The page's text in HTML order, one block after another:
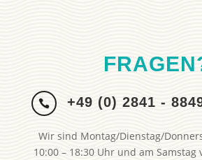
 +49 (0) 2841 -
Wir sind Montag/Dienstag/
10:00 – 18:30 Uhr und am Samstag